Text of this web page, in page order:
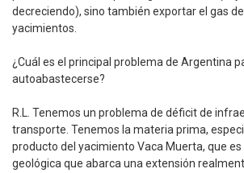
decreciendo), sino también exportar el gas
yacimientos.
¿Cuál es el principal problema de Argentina
autoabastecerse?
R.L. Tenemos un problema de déficit de
transporte. Tenemos la materia prima,
producto del yacimiento Vaca Muerta, que
geológica que abarca una extensión